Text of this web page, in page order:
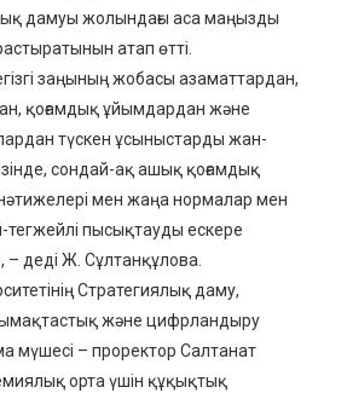
дамуы жолындағы аса маңызды
атап өтті.
заңының жобасы азаматтардан,
қоғамдық ұйымдардан және
түскен ұсыныстарды жан-
сондай-ақ ашық қоғамдық
мен жаңа нормалар мен
пысықтауды ескере
– деді Ж. Сұлтанқұлова.
Стратегиялық даму,
және цифрландыру
мүшесі – проректор Салтанат
орта үшін құқықтық